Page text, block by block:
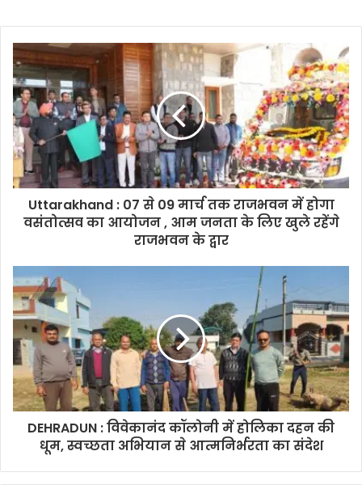
Uttarakhand : 07 से 09 मार्च तक राजभवन में होगा
वसंतोत्सव का आयोजन , आम जनता के लिए खुले रहेंगे
राजभवन के द्वार
DEHRADUN : विवेकानंद कॉलोनी में होलिका दहन की
धूम, स्वच्छता अभियान से आत्मनिर्भरता का संदेश